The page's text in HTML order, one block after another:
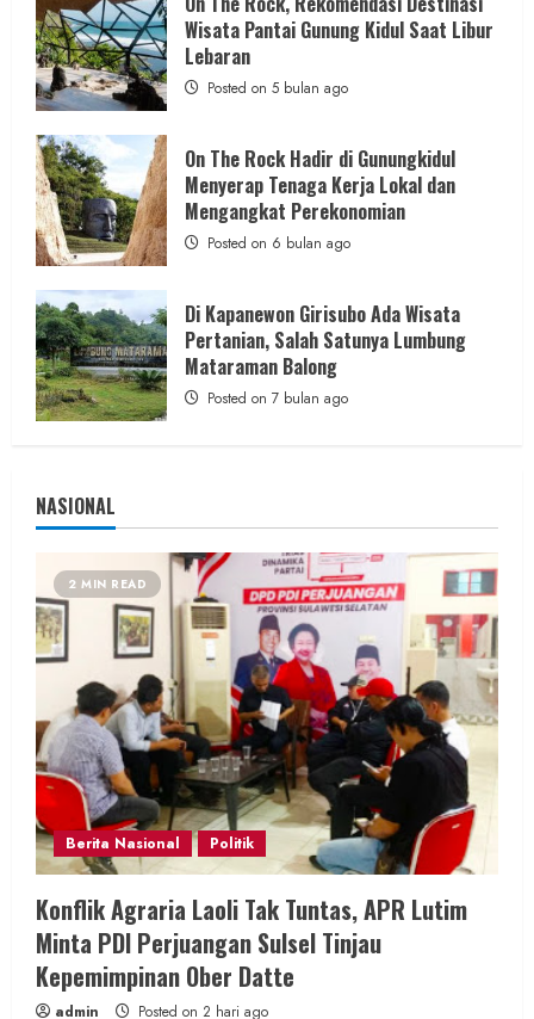
1 MIN READ
Berita Jateng
Kebakaran Hanguskan Kantin dan Gudang
SD Negeri 1 Jerukan, Polsek Juwangi
Lakukan Olah TKP
admin Posted on 1 hari ago
Wisata
KekinianWisata Pantai Gunung Kidul Saat Libur
Lebaran
Posted on 5 bulan ago
On The Rock Hadir di Gunungkidul
Menyerap Tenaga Kerja Lokal dan
Mengangkat Perekonomian
Posted on 6 bulan ago
Di Kapanewon Girisubo Ada Wisata
Pertanian, Salah Satunya Lumbung
Mataraman Balong
Posted on 7 bulan ago
NASIONAL
2 MIN READ
Berita Nasional Politik
Konflik Agraria Laoli Tak Tuntas, APR Lutim
Minta PDI Perjuangan Sulsel Tinjau
Kepemimpinan Ober Datte
admin Posted on 2 hari ago